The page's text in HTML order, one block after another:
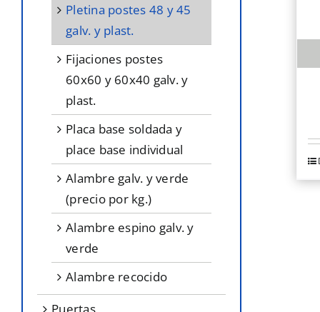
pletina postes 48 y 45
galv. y plast.
fijaciones postes
60x60 y 60x40 galv. y
plast.
placa base soldada y
place base individual
alambre galv. y verde
(precio por kg.)
alambre espino galv. y
verde
alambre recocido
puertas